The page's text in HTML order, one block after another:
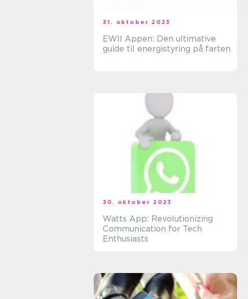
31. oktober 2023
EWII Appen: Den ultimative
guide til energistyring på farten
30. oktober 2023
Watts App: Revolutionizing
Communication for Tech
Enthusiasts